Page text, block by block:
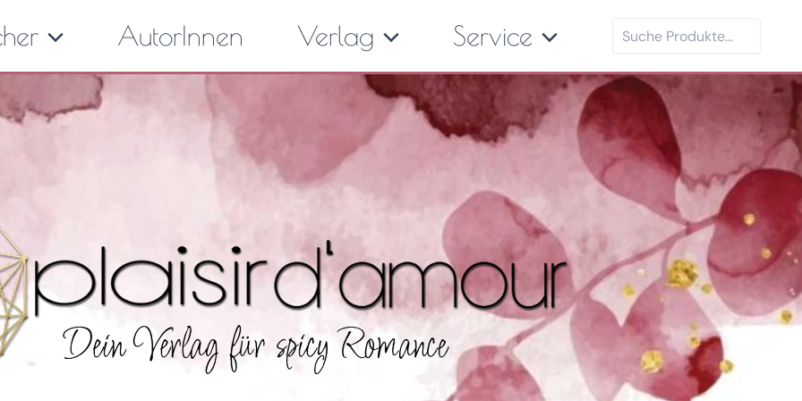
AutorInnen Verlag Service